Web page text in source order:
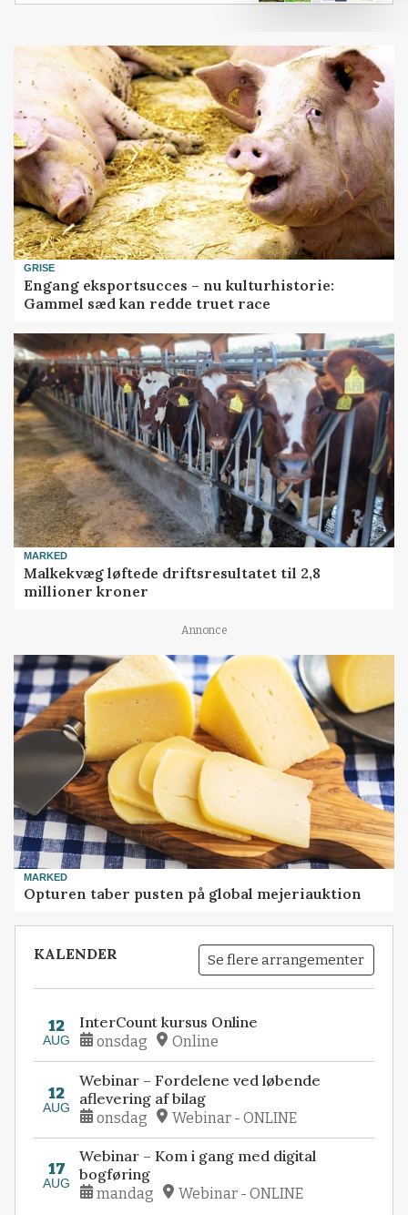
GRISE
Engang eksportsucces – nu kulturhistorie:
Gammel sæd kan redde truet race
MARKED
Malkekvæg løftede driftsresultatet til 2,8
millioner kroner
Annonce
MARKED
Opturen taber pusten på global mejeriauktion
KALENDER Se flere arrangementer
12
AUG
InterCount kursus Online
onsdag Online
12
AUG
Webinar – Fordelene ved løbende
aflevering af bilag
onsdag Webinar - ONLINE
17
AUG
Webinar – Kom i gang med digital
bogføring
mandag Webinar - ONLINE